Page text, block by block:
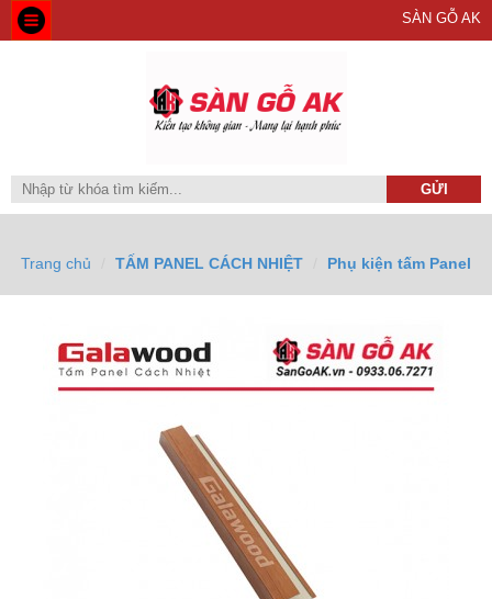
SÀN GỖ AK
Trang chủ TẤM PANEL CÁCH NHIỆT Phụ kiện tấm Panel